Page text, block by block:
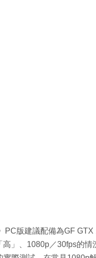
PC版建議配備為GF
高」、1080p／30fps的情